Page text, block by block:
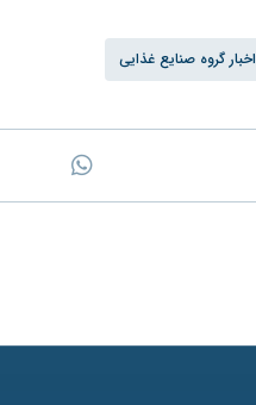
اخبار گروه صنایع غذایی